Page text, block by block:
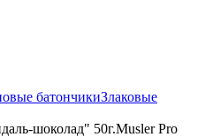
батончикиЗлаковые
шоколад" 50г.Musler Pro